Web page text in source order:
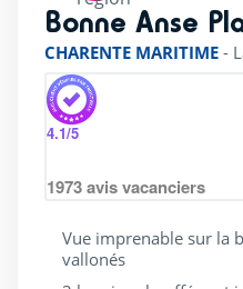
Bonne Anse
CHARENTE MARITIME -
4.1/5
1973avis vacanciers
Vue imprenable sur la
vallonés